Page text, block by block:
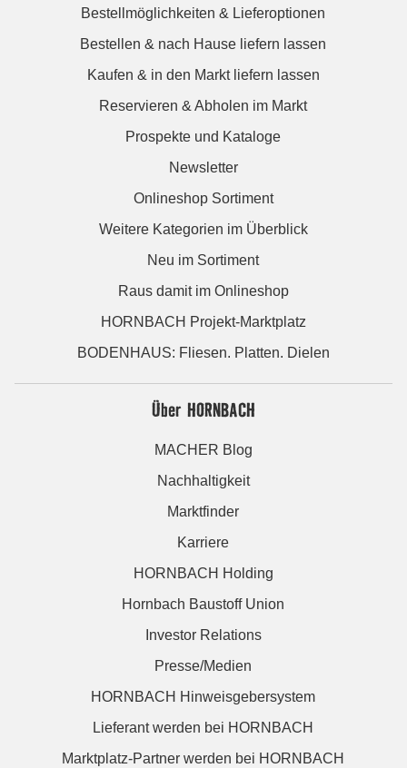
Bestellmöglichkeiten & Lieferoptionen
Bestellen & nach Hause liefern lassen
Kaufen & in den Markt liefern lassen
Reservieren & Abholen im Markt
Prospekte und Kataloge
Newsletter
Onlineshop Sortiment
Weitere Kategorien im Überblick
Neu im Sortiment
Raus damit im Onlineshop
HORNBACH Projekt-Marktplatz
BODENHAUS: Fliesen. Platten. Dielen
Über HORNBACH
MACHER Blog
Nachhaltigkeit
Marktfinder
Karriere
HORNBACH Holding
Hornbach Baustoff Union
Investor Relations
Presse/Medien
HORNBACH Hinweisgebersystem
Lieferant werden bei HORNBACH
Marktplatz-Partner werden bei HORNBACH